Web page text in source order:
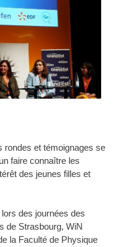
rondes et témoignages se
faire connaître les
des jeunes filles et
des journées des
de Strasbourg, WiN
la Faculté de Physique